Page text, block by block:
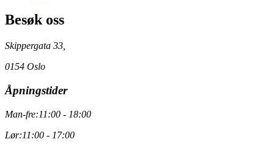
Besøk oss
Skippergata 33,
0154 Oslo
Åpningstider
Man-fre:11:00 - 18:00
Lør:11:00 - 17:00